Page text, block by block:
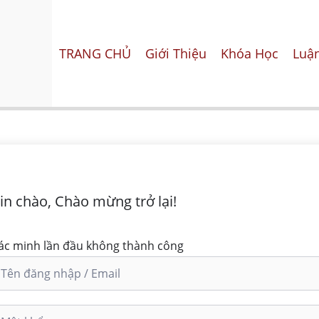
TRANG CHỦ Giới Thiệu Khóa Học
chào, Chào mừng trở lại!
minh lần đầu không thành công